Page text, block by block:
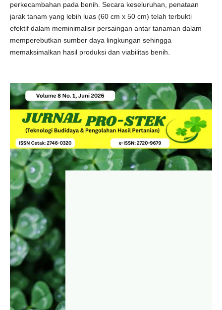
perkecambahan pada benih. Secara keseluruhan, penataan
jarak tanam yang lebih luas (60 cm x 50 cm) telah terbukti
efektif dalam meminimalisir persaingan antar tanaman dalam
memperebutkan sumber daya lingkungan sehingga
memaksimalkan hasil produksi dan viabilitas benih.